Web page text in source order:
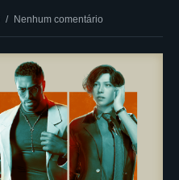
Nenhum comentário